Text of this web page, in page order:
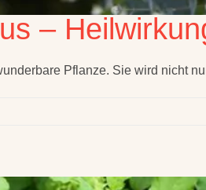
–
Pflanze. Sie wird nicht